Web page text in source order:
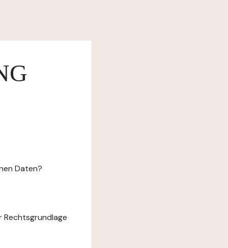
Daten?
Rechtsgrundlage